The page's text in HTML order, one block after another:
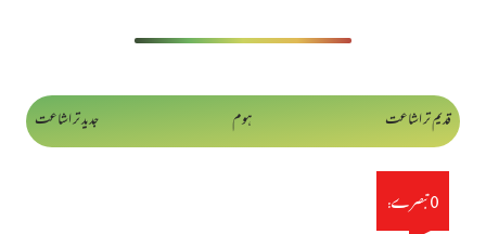
جدید تر اشاعت قدیم تر اشاعت ہوم
0 تبصرے: